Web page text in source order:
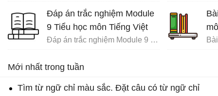
Đáp án trắc nghiệm Module
9 Tiểu học môn Tiếng Việt
Đáp án trắc nghiệm Module 9 Tiểu học
Mới nhất trong tuần
Tìm từ ngữ chỉ màu sắc. Đặt câu có từ ngữ chỉ